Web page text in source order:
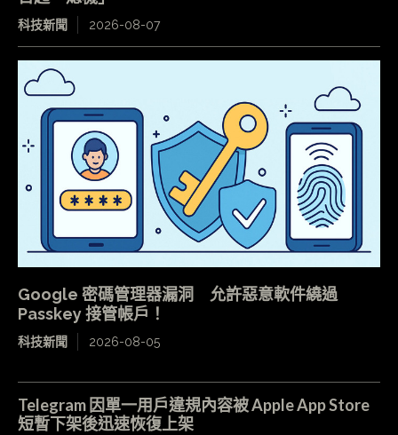
科技新聞 2026-08-07
Google 密碼管理器漏洞 允許惡意軟件繞過
Passkey 接管帳戶！
科技新聞 2026-08-05
Telegram 因單一用戶違規內容被 Apple App Store
短暫下架後迅速恢復上架